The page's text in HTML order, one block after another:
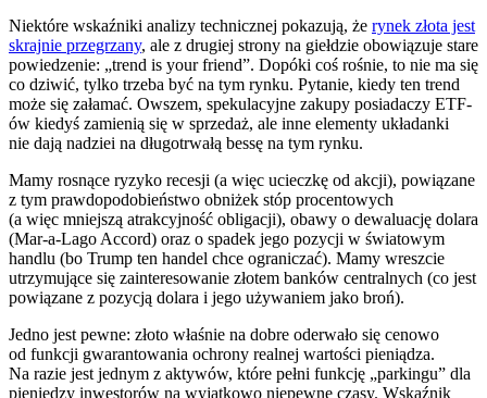
Niektóre wskaźniki analizy technicznej pokazują, że rynek złota jest
skrajnie przegrzany, ale z drugiej strony na giełdzie obowiązuje stare
powiedzenie: „trend is your friend”. Dopóki coś rośnie, to nie ma się
co dziwić, tylko trzeba być na tym rynku. Pytanie, kiedy ten trend
może się załamać. Owszem, spekulacyjne zakupy posiadaczy ETF-
ów kiedyś zamienią się w sprzedaż, ale inne elementy układanki
nie dają nadziei na długotrwałą bessę na tym rynku.
Mamy rosnące ryzyko recesji (a więc ucieczkę od akcji), powiązane
z tym prawdopodobieństwo obniżek stóp procentowych
(a więc mniejszą atrakcyjność obligacji), obawy o dewaluację dolara
(Mar-a-Lago Accord) oraz o spadek jego pozycji w światowym
handlu (bo Trump ten handel chce ograniczać). Mamy wreszcie
utrzymujące się zainteresowanie złotem banków centralnych (co jest
powiązane z pozycją dolara i jego używaniem jako broń).
Jedno jest pewne: złoto właśnie na dobre oderwało się cenowo
od funkcji gwarantowania ochrony realnej wartości pieniądza.
Na razie jest jednym z aktywów, które pełni funkcję „parkingu” dla
pieniędzy inwestorów na wyjątkowo niepewne czasy. Wskaźnik